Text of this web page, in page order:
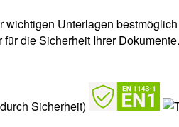
Unterlagen
die Sicherheit Ihrer